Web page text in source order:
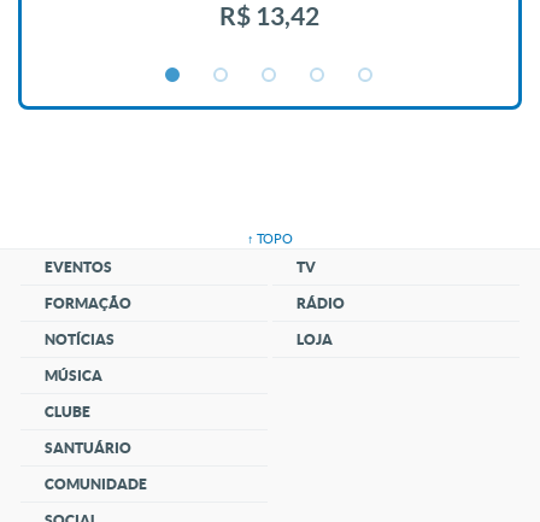
R$ 13,42
↑ TOPO
EVENTOS
FORMAÇÃO
NOTÍCIAS
MÚSICA
CLUBE
SANTUÁRIO
COMUNIDADE
TV
RÁDIO
LOJA